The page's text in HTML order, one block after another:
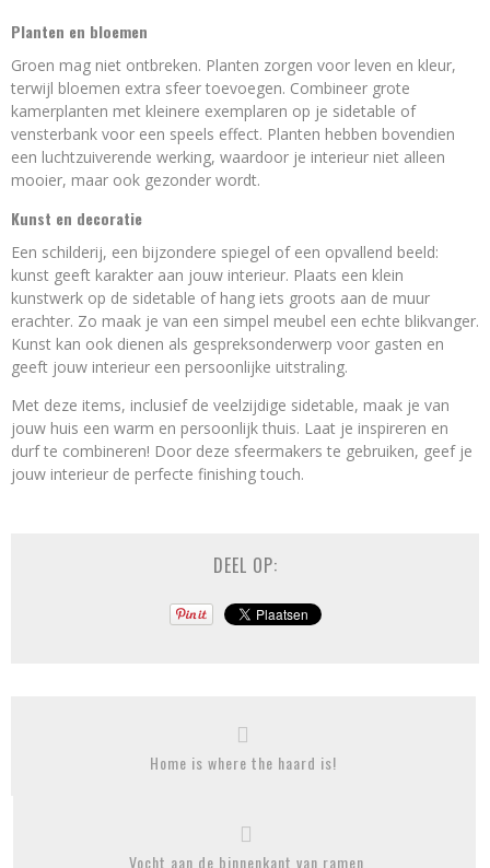
Planten en bloemen
Groen mag niet ontbreken. Planten zorgen voor leven en kleur,
terwijl bloemen extra sfeer toevoegen. Combineer grote
kamerplanten met kleinere exemplaren op je sidetable of
vensterbank voor een speels effect. Planten hebben bovendien
een luchtzuiverende werking, waardoor je interieur niet alleen
mooier, maar ook gezonder wordt.
Kunst en decoratie
Een schilderij, een bijzondere spiegel of een opvallend beeld:
kunst geeft karakter aan jouw interieur. Plaats een klein
kunstwerk op de sidetable of hang iets groots aan de muur
erachter. Zo maak je van een simpel meubel een echte blikvanger.
Kunst kan ook dienen als gespreksonderwerp voor gasten en
geeft jouw interieur een persoonlijke uitstraling.
Met deze items, inclusief de veelzijdige sidetable, maak je van
jouw huis een warm en persoonlijk thuis. Laat je inspireren en
durf te combineren! Door deze sfeermakers te gebruiken, geef je
jouw interieur de perfecte finishing touch.
DEEL OP:
Home is where the haard is!
Vocht aan de binnenkant van ramen